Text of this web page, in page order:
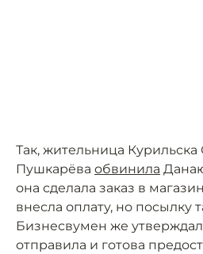
Так, жительница Курильска
Пушкарёва обвинила
она сделала заказ в
внесла оплату, но посылку
Бизнесвумен же
отправила и готова